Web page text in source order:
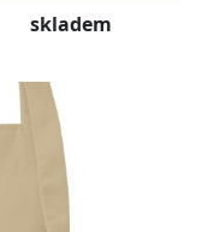
skladem